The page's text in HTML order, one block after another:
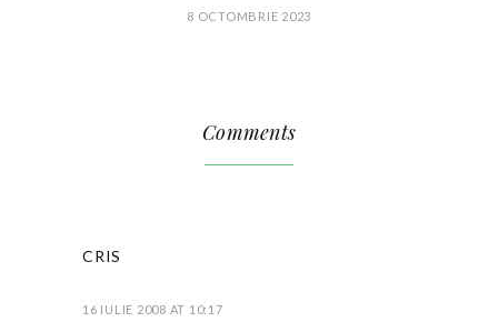
8 OCTOMBRIE 2023
Comments
CRIS
16 IULIE 2008 AT 10:17